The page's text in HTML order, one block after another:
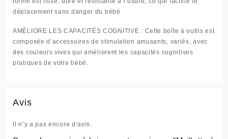
déplacement sans danger du bébé.
AMÉLIORE LES CAPACITÉS COGNITIVE : Cette boîte à outils est
composée d’accessoires de stimulation amusants, variés, avec
des couleurs vives qui améliorent les capacités cognitives
pratiques de votre bébé.
Avis
Il n’y a pas encore d’avis.